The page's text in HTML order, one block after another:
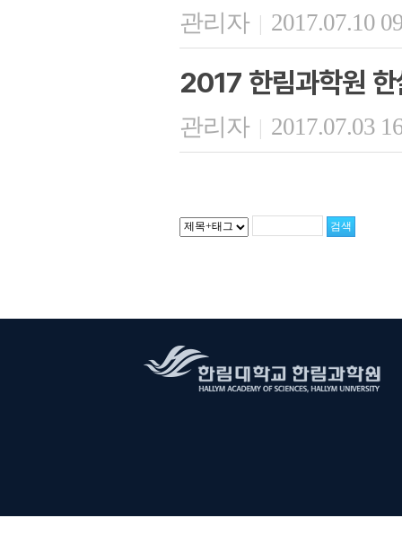
관리자 | 2017.07.10
2017 한림과학원
관리자 | 2017.07.03